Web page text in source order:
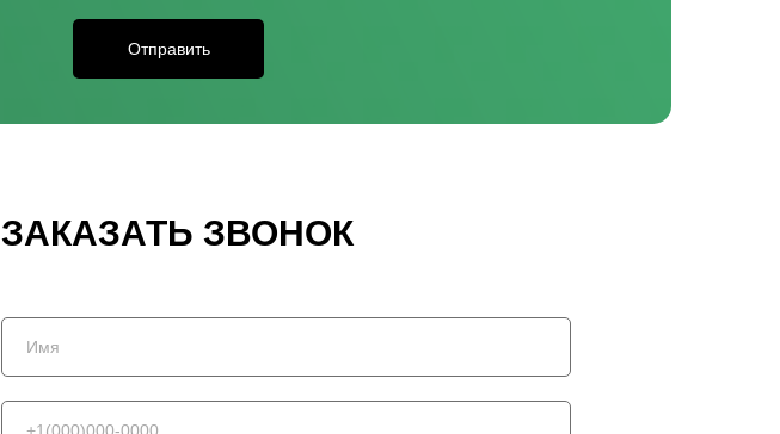
Отправить
ЗАКАЗАТЬ ЗВОНОК